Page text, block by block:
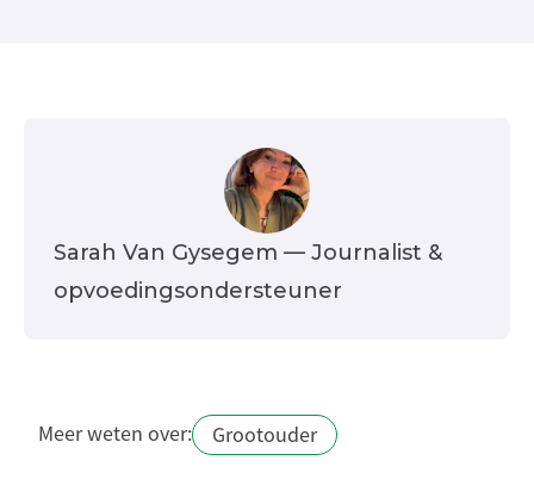
Sarah Van Gysegem — Journalist &
opvoedingsondersteuner
Meer weten over: Grootouder